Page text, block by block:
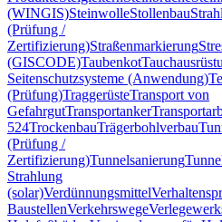
(WINGIS)SteinwolleStollenbau
(Prüfung /
Zertifizierung)Straßenmarkierung
(GISCODE)Taubenkot
Seitenschutzsysteme (Anwendung)
(Prüfung)TraggerüsteTransport von
GefahrgutTransportanker
524TrockenbauTrägerbohlverbau
(Prüfung /
Zertifizierung)Tunnelsanierung
Strahlung
(solar)Verdünnungsmittel
BaustellenVerkehrswege